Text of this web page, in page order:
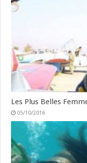
Les Plus Belles
05/10/2016